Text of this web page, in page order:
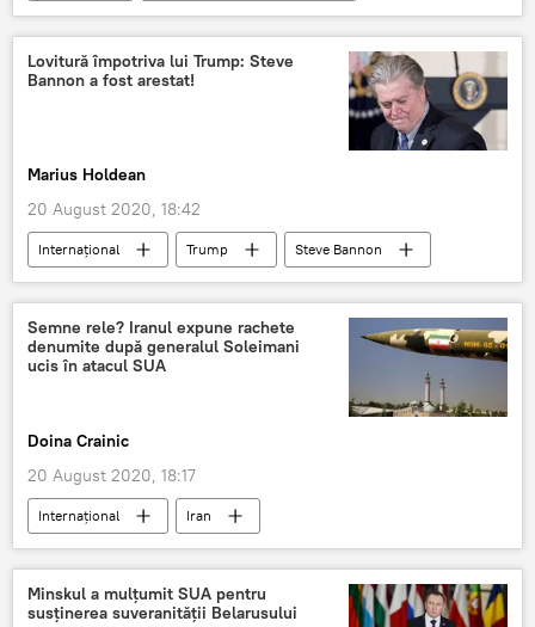
Guvern
Lovitură împotriva lui Trump: Steve
Bannon a fost arestat!
Marius Holdean
20 August 2020, 18:42
Internaţional Trump Steve Bannon
Semne rele? Iranul expune rachete
denumite după generalul Soleimani
ucis în atacul SUA
Doina Crainic
20 August 2020, 18:17
Internaţional
Iran
Qassem Soleimani
Minskul a mulțumit SUA pentru
susținerea suveranității Belarusului